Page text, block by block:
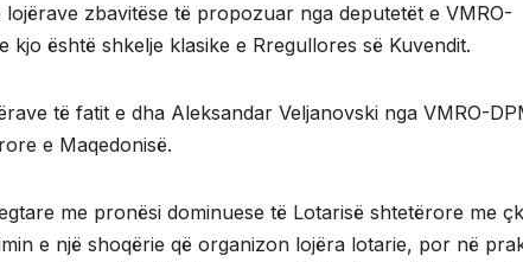
zbavitëse të propozuar nga deputetët e VMRO-
është shkelje klasike e Rregullores së Kuvendit.
të fatit e dha Aleksandar Veljanovski nga VMRO-
e Maqedonisë.
me pronësi dominuese të Lotarisë shtetërore me
e një shoqërie që organizon lojëra lotarie, por në